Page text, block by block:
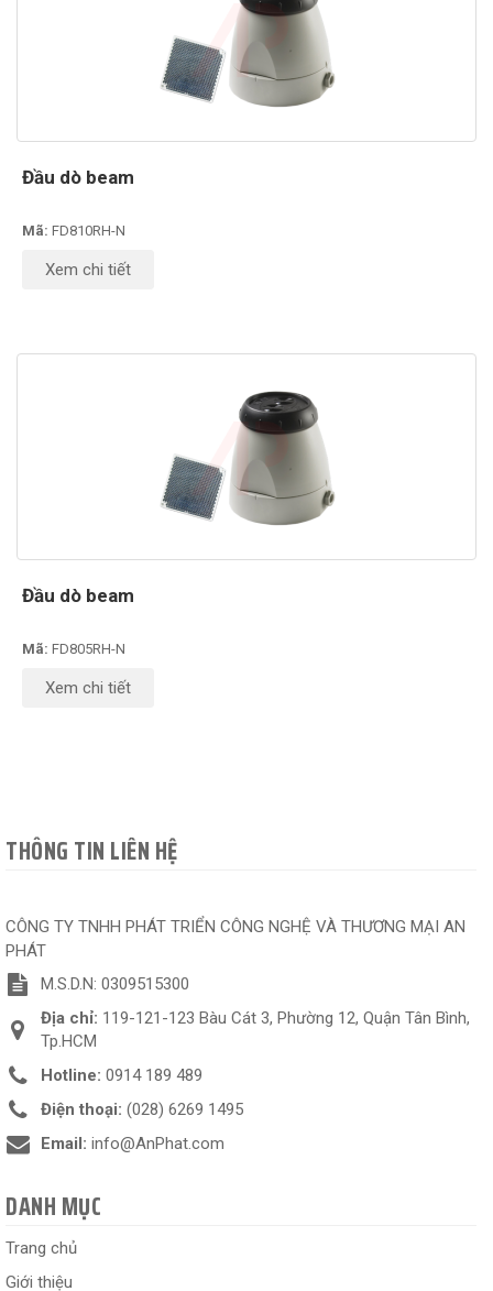
Đầu dò beam
Mã: FD810RH-N
Xem chi tiết
Đầu dò beam
Mã: FD805RH-N
Xem chi tiết
THÔNG TIN LIÊN HỆ
CÔNG TY TNHH PHÁT TRIỂN CÔNG NGHỆ VÀ THƯƠNG MẠI AN
PHÁT
M.S.D.N: 0309515300
Địa chỉ: 119-121-123 Bàu Cát 3, Phường 12, Quận Tân Bình,
Tp.HCM
Hotline: 0914 189 489
Điện thoại: (028) 6269 1495
Email: info@AnPhat.com
DANH MỤC
Trang chủ
Giới thiệu